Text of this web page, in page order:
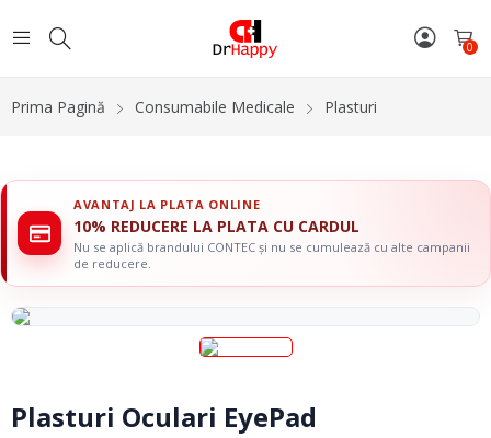
0
Prima Pagină Consumabile Medicale Plasturi
AVANTAJ LA PLATA ONLINE
10% REDUCERE LA PLATA CU CARDUL
Nu se aplică brandului CONTEC și nu se cumulează cu alte campanii
de reducere.
Plasturi Oculari EyePad